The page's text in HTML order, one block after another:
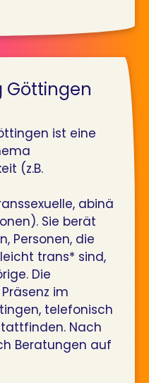
Göttingen
ist eine
(z.B.
abinä
Sie berät
Personen, die
trans* sind,
Die
im
telefonisch
Nach
Beratungen auf